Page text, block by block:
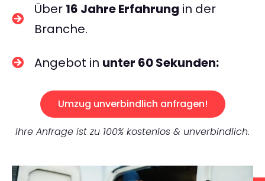
Über 16 Jahre Erfahrung in der
Branche.
Angebot in unter 60 Sekunden:
Umzug unverbindlich anfragen!
Ihre Anfrage ist zu 100% kostenlos & unverbindlich.